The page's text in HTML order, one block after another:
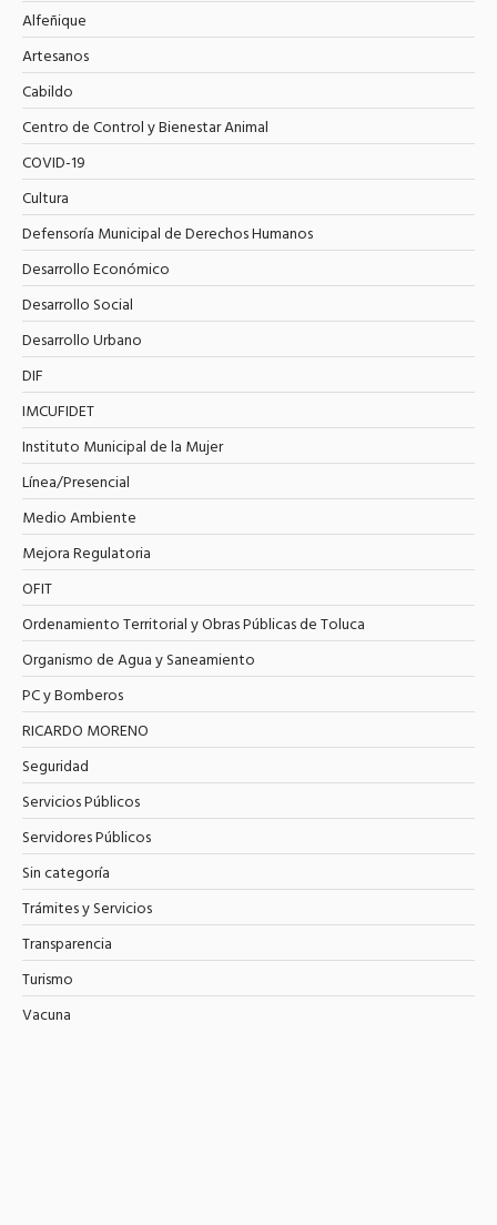
Alfeñique
Artesanos
Cabildo
Centro de Control y Bienestar Animal
COVID-19
Cultura
Defensoría Municipal de Derechos Humanos
Desarrollo Económico
Desarrollo Social
Desarrollo Urbano
DIF
IMCUFIDET
Instituto Municipal de la Mujer
Línea/Presencial
Medio Ambiente
Mejora Regulatoria
OFIT
Ordenamiento Territorial y Obras Públicas de Toluca
Organismo de Agua y Saneamiento
PC y Bomberos
RICARDO MORENO
Seguridad
Servicios Públicos
Servidores Públicos
Sin categoría
Trámites y Servicios
Transparencia
Turismo
Vacuna